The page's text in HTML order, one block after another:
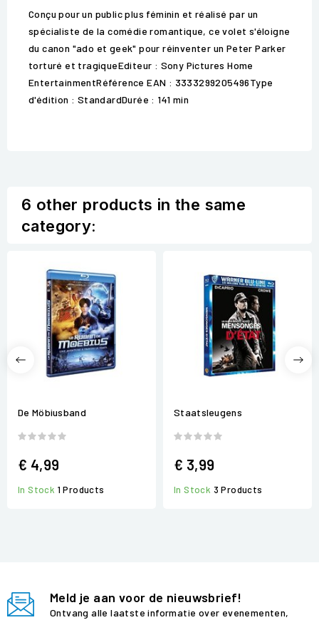
Conçu pour un public plus féminin et réalisé par un
spécialiste de la comédie romantique, ce volet s'éloigne
du canon "ado et geek" pour réinventer un Peter Parker
torturé et tragiqueEditeur : Sony Pictures Home
EntertainmentRéférence EAN : 3333299205496Type
d'édition : StandardDurée : 141 min
6 other products in the same
category:
De Möbiusband
€ 4,99
In Stock 1 Products
Staatsleugens
€ 3,99
In Stock 3 Products
Meld je aan voor de nieuwsbrief!
Ontvang alle laatste informatie over evenementen,